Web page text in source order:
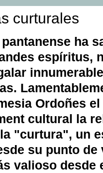
curturales
ha
espíritus,
Ordoñes el
cultural la
"curtura", un
su punto de
valioso desde